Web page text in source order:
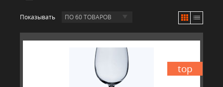
Показывать ПО 60 ТОВАРОВ
top